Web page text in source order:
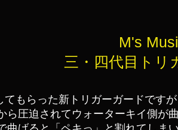
M's
三・四代目トリ
てもらった新トリガーガードです
ら圧迫されてウォーターキイ側が